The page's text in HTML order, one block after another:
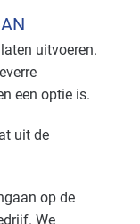
uitvoeren.
een optie is.
uit de
op de
We